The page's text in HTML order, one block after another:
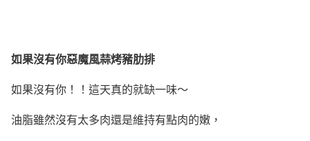
如果沒有你惡魔風蒜烤豬肋排
如果沒有你！！這天真的就缺一味～
油脂雖然沒有太多肉還是維持有點肉的嫩，